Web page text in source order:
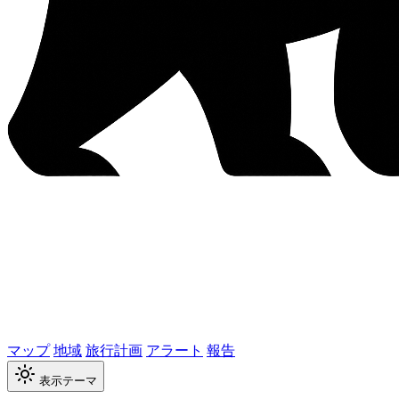
マップ地域旅行計画 アラート 報告
表示テーマ